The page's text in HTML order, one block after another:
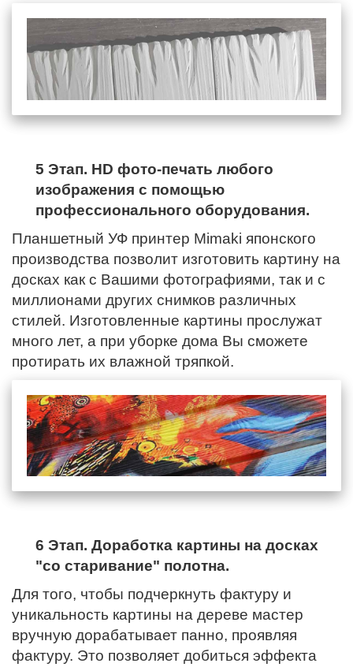
5 Этап. HD фото-печать любого
изображения с помощью
профессионального оборудования.
Планшетный УФ принтер Mimaki японского
производства позволит изготовить картину на
досках как с Вашими фотографиями, так и с
миллионами других снимков различных
стилей. Изготовленные картины прослужат
много лет, а при уборке дома Вы сможете
протирать их влажной тряпкой.
6 Этап. Доработка картины на досках
"со старивание" полотна.
Для того, чтобы подчеркнуть фактуру и
уникальность картины на дереве мастер
вручную дорабатывает панно, проявляя
фактуру. Это позволяет добиться эффекта